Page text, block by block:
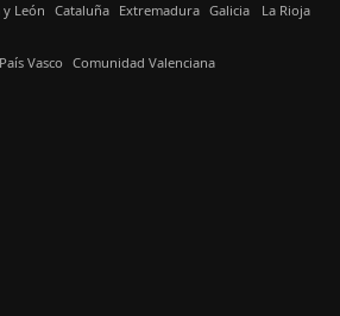
y León Cataluña Extremadura Galicia La Rioja
País Vasco Comunidad Valenciana